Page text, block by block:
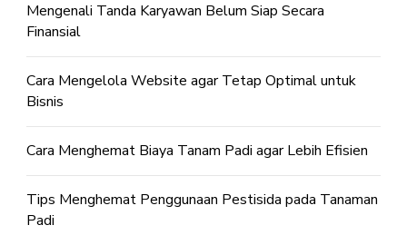
Mengenali Tanda Karyawan Belum Siap Secara
Finansial
Cara Mengelola Website agar Tetap Optimal untuk
Bisnis
Cara Menghemat Biaya Tanam Padi agar Lebih Efisien
Tips Menghemat Penggunaan Pestisida pada Tanaman
Padi